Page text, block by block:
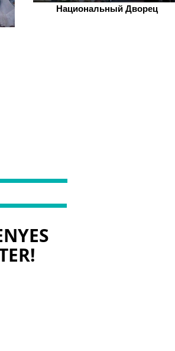
Национальный Дворец